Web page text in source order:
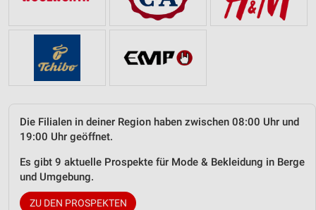
Die Filialen in deiner Region haben zwischen 08:00 Uhr und
19:00 Uhr geöffnet.
Es gibt 9 aktuelle Prospekte für Mode & Bekleidung in Berge
und Umgebung.
ZU DEN PROSPEKTEN